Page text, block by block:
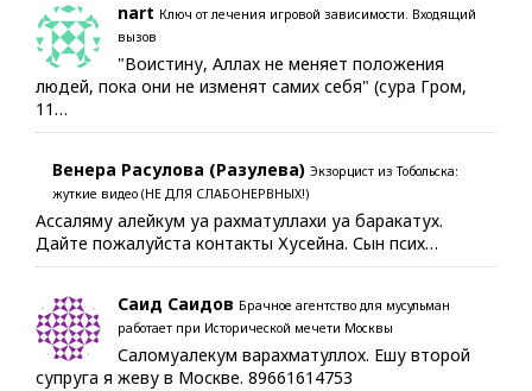
nart Ключ от лечения игровой зависимости. Входящий
вызов
"Воистину, Аллах не меняет положения
людей, пока они не изменят самих себя" (сура Гром,
11…
Венера Расулова (Разулева) Экзорцист из Тобольска:
жуткие видео (НЕ ДЛЯ СЛАБОНЕРВНЫХ!)
Ассаляму алейкум уа рахматуллахи уа баракатух.
Дайте пожалуйста контакты Хусейна. Сын псих…
Саид Саидов Брачное агентство для мусульман
работает при Исторической мечети Москвы
Саломуалекум варахматуллох. Ешу второй
супруга я жеву в Москве. 89661614753